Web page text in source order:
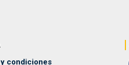
condiciones